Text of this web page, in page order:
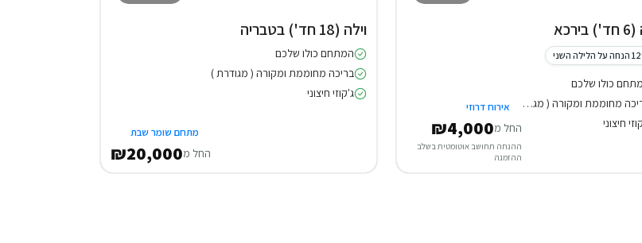
הלילה השני
כולו שלכם
בריכה מחוממת ומקורה ( מגודרת )
חיצוני
אירוח דרוזי
החל מ₪4,000
ההנחה תחושב אוטומטית בשלב
ההזמנה
וילה (18 חד') בטבריה
המתחם כולו שלכם
בריכה מחוממת ומקורה ( מגודרת )
ג'קוזי חיצוני
מתחם שומר שבת
החל מ₪20,000